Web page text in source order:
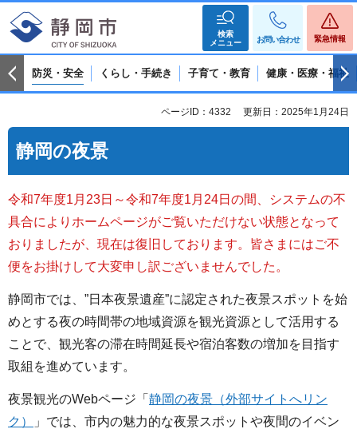
検索
メニュー
お問い合わせ 緊急情報
防災・安全 くらし・手続き 子育て・教育 健康・医療・福祉
ページID：4332 更新日：2025年1月24日
静岡の夜景
令和7年度1月23日～令和7年度1月24日の間、システムの不
具合によりホームページがご覧いただけない状態となって
おりましたが、現在は復旧しております。皆さまにはご不
便をお掛けして大変申し訳ございませんでした。
静岡市では、”日本夜景遺産”に認定された夜景スポットを始
めとする夜の時間帯の地域資源を観光資源として活用する
ことで、観光客の滞在時間延長や宿泊客数の増加を目指す
取組を進めています。
夜景観光のWebページ「 静岡の夜景（外部サイトへリン
ク）
」では、市内の魅力的な夜景スポットや夜間のイベン